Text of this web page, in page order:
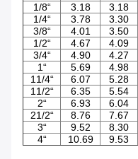
1/8“
3.18 3.18
1/4“
3.78 3.30
3/8“
4.01 3.50
1/2“
4.67 4.09
3/4“
4.90 4.27
1“
5.69 4.98
11/4“
6.07 5.28
11/2“
6.35 5.54
2“
6.93 6.04
21/2“
8.76 7.67
3“
9.52 8.30
4“
10.69 9.53